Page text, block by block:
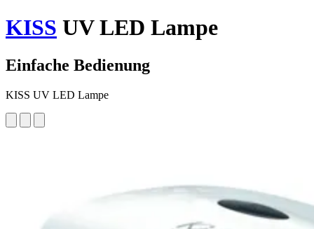
KISS UV LED Lampe
Einfache Bedienung
KISS UV LED Lampe